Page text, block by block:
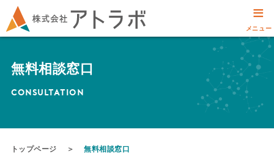
≡
メニュー
無料相談窓口
CONSULTATION
トップページ ＞無料相談窓口